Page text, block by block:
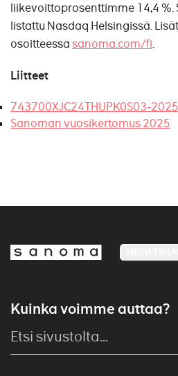
liikevoittoprosenttimme 14,4 %.
listattu Nasdaq Helsingissä.
osoitteessasanoma.com/fi.
Liitteet
743700XJC24THUPK0S03-
Sanoman vuosikertomus 2025
Kuinka voimme auttaa?